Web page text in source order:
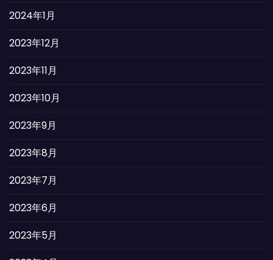
2024年1月
2023年12月
2023年11月
2023年10月
2023年9月
2023年8月
2023年7月
2023年6月
2023年5月